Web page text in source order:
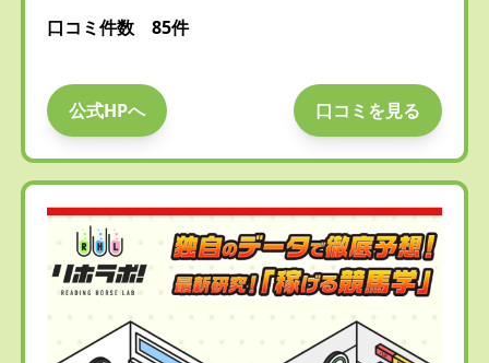
口コミ件数 85件
公式HPへ 口コミを見る